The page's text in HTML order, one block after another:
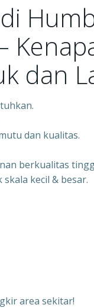
dan
dan kualitas.
berkualitas
kecil & besar.
area sekitar!